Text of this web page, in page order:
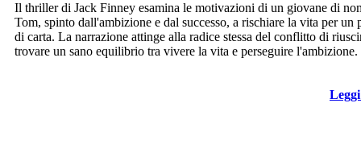
Il thriller di Jack Finney esamina le motivazioni di un giovane di
Tom, spinto dall'ambizione e dal successo, a rischiare la vita per un
di carta. La narrazione attinge alla radice stessa del conflitto di
trovare un sano equilibrio tra vivere la vita e perseguire l'ambizione.